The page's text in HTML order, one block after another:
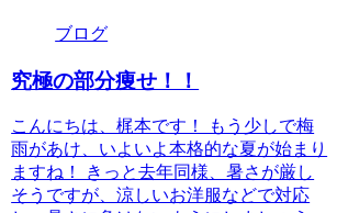
ブログ
究極の部分痩せ！！
こんにちは、梶本です！ もう少しで梅
雨があけ、いよいよ本格的な夏が始まり
ますね！ きっと去年同様、暑さが厳し
そうですが、涼しいお洋服などで対応